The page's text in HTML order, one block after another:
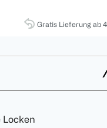
Gratis Lieferung ab
Locken